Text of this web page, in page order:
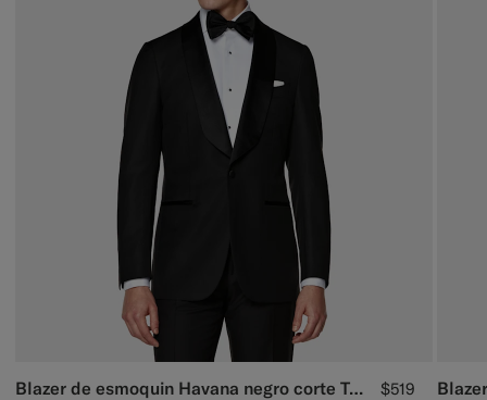
Blazer de esmoquin Havana negro corte Tailored $519